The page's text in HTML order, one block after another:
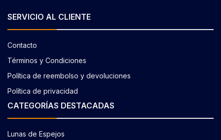
SERVICIO AL CLIENTE
Contacto
Términos y Condiciones
Política de reembolso y devoluciones
Política de privacidad
CATEGORÍAS DESTACADAS
Lunas de Espejos